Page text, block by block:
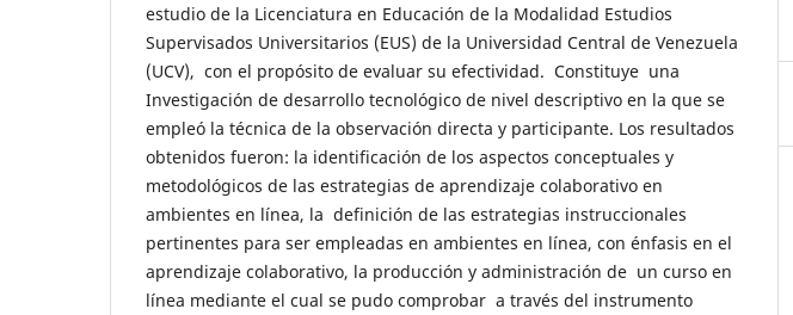
estudio de la Licenciatura en Educación de la Modalidad Estudios
Supervisados Universitarios (EUS) de la Universidad Central de Venezuela
(UCV), con el propósito de evaluar su efectividad. Constituye una
Investigación de desarrollo tecnológico de nivel descriptivo en la que se
empleó la técnica de la observación directa y participante. Los resultados
obtenidos fueron: la identificación de los aspectos conceptuales y
metodológicos de las estrategias de aprendizaje colaborativo en
ambientes en línea, la definición de las estrategias instruccionales
pertinentes para ser empleadas en ambientes en línea, con énfasis en el
aprendizaje colaborativo, la producción y administración de un curso en
línea mediante el cual se pudo comprobar a través del instrumento